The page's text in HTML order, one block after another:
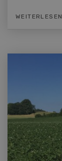
WEITERLESEN